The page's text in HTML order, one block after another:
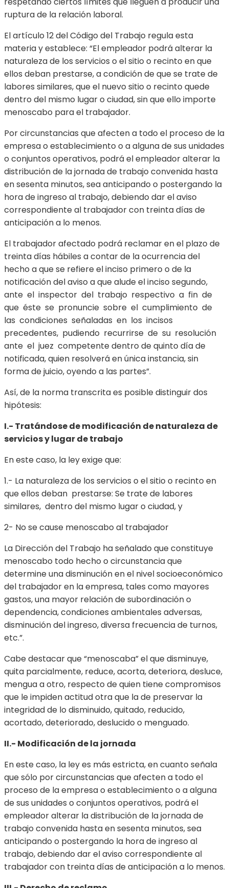
ruptura de la relación laboral.
El artículo 12 del Código del Trabajo regula esta
materia y establece: “El empleador podrá alterar la
naturaleza de los servicios o el sitio o recinto en que
ellos deban prestarse, a condición de que se trate de
labores similares, que el nuevo sitio o recinto quede
dentro del mismo lugar o ciudad, sin que ello importe
menoscabo para el trabajador.
Por circunstancias que afecten a todo el proceso de la
empresa o establecimiento o a alguna de sus unidades
o conjuntos operativos, podrá el empleador alterar la
distribución de la jornada de trabajo convenida hasta
en sesenta minutos, sea anticipando o postergando la
hora de ingreso al trabajo, debiendo dar el aviso
correspondiente al trabajador con treinta días de
anticipación a lo menos.
El trabajador afectado podrá reclamar en el plazo de
treinta días hábiles a contar de la ocurrencia del
hecho a que se refiere el inciso primero o de la
notificación del aviso a que alude el inciso segundo,
ante el inspector del trabajo respectivo a fin de
que éste se pronuncie sobre el cumplimiento de
las condiciones señaladas en los incisos
precedentes, pudiendo recurrirse de su resolución
ante el juez competente dentro de quinto día de
notificada, quien resolverá en única instancia, sin
forma de juicio, oyendo a las partes”.
Así, de la norma transcrita es posible distinguir dos
hipótesis:
I.- Tratándose de modificación de naturaleza de
servicios y lugar de trabajo
En este caso, la ley exige que:
1.- La naturaleza de los servicios o el sitio o recinto en
que ellos deban prestarse: Se trate de labores
similares, dentro del mismo lugar o ciudad, y
2- No se cause menoscabo al trabajador
La Dirección del Trabajo ha señalado que constituye
menoscabo todo hecho o circunstancia que
determine una disminución en el nivel socioeconómico
del trabajador en la empresa, tales como mayores
gastos, una mayor relación de subordinación o
dependencia, condiciones ambientales adversas,
disminución del ingreso, diversa frecuencia de turnos,
etc.”.
Cabe destacar que “menoscaba” el que disminuye,
quita parcialmente, reduce, acorta, deteriora, desluce,
mengua a otro, respecto de quien tiene compromisos
que le impiden actitud otra que la de preservar la
integridad de lo disminuido, quitado, reducido,
acortado, deteriorado, deslucido o menguado.
II.- Modificación de la jornada
En este caso, la ley es más estricta, en cuanto señala
que sólo por circunstancias que afecten a todo el
proceso de la empresa o establecimiento o a alguna
de sus unidades o conjuntos operativos, podrá el
empleador alterar la distribución de la jornada de
trabajo convenida hasta en sesenta minutos, sea
anticipando o postergando la hora de ingreso al
trabajo, debiendo dar el aviso correspondiente al
trabajador con treinta días de anticipación a lo menos.